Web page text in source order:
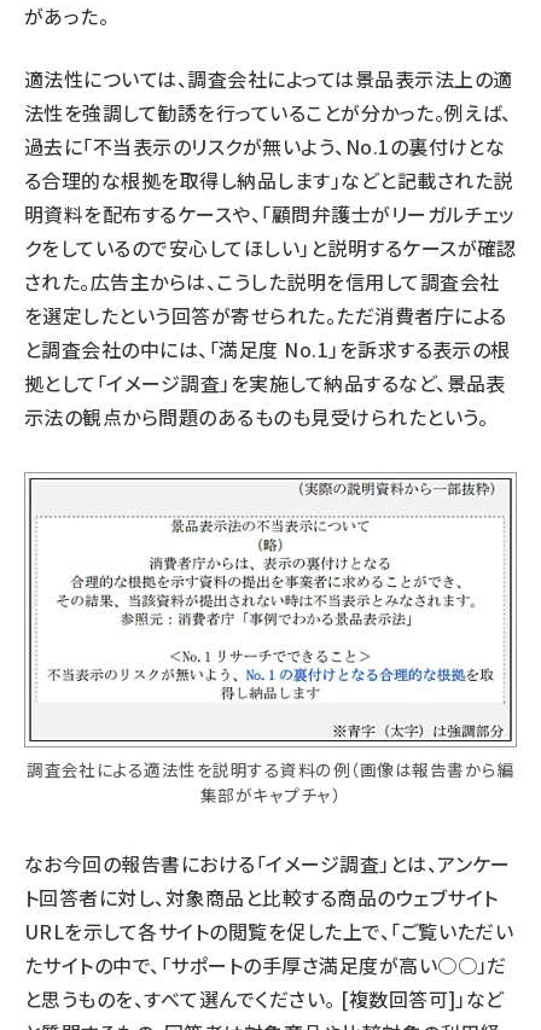
があった。
適法性については、調査会社によっては景品表示法上の適
法性を強調して勧誘を行っていることが分かった。例えば、
過去に「不当表示のリスクが無いよう、No.1の裏付けとな
る合理的な根拠を取得し納品します」などと記載された説
明資料を配布するケースや、「顧問弁護士がリーガルチェッ
クをしているので安心してほしい」と説明するケースが確認
された。広告主からは、こうした説明を信用して調査会社
を選定したという回答が寄せられた。ただ消費者庁による
と調査会社の中には、「満足度 No.1」を訴求する表示の根
拠として「イメージ調査」を実施して納品するなど、景品表
示法の観点から問題のあるものも見受けられたという。
調査会社による適法性を説明する資料の例（画像は報告書から編
集部がキャプチャ）
なお今回の報告書における「イメージ調査」とは、アンケー
ト回答者に対し、対象商品と比較する商品のウェブサイト
URLを示して各サイトの閲覧を促した上で、「ご覧いただい
たサイトの中で、「サポートの手厚さ満足度が高い○○」だ
と思うものを、すべて選んでください。 [複数回答可]」など